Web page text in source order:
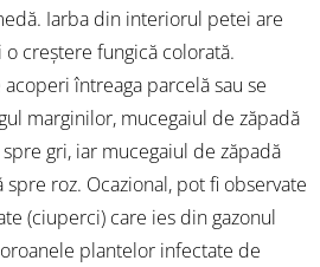
Iarba din interiorul petei are
creștere fungică colorată.
întreaga parcelă sau se
marginilor, mucegaiul de zăpadă
gri, iar mucegaiul de zăpadă
roz. Ocazional, pot fi observate
(ciuperci) care ies din gazonul
plantelor infectate de